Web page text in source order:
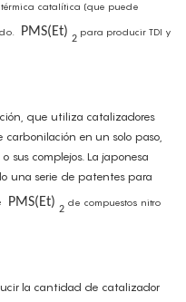
catalítica (que puede
PMS(Et) 2
para producir TDI y
que utiliza catalizadores
carbonilación en un solo paso,
sus complejos. La japonesa
una serie de patentes para
PMS(Et) 2
de compuestos nitro
la cantidad de catalizador